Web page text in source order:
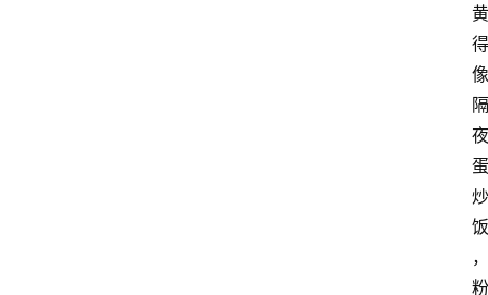
黄
得
像
隔
夜
蛋
炒
饭
，
粉